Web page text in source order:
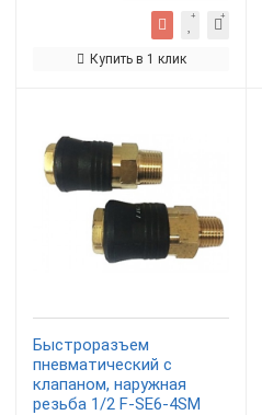
Купить в 1 клик
Быстроразъем
пневматический с
клапаном, наружная
резьба 1/2 F-SE6-4SM